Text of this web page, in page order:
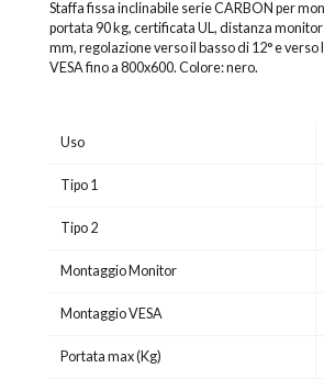
Staffa fissa inclinabile serie CARBON per
portata 90 kg, certificata UL, distanza
mm, regolazione verso il basso di 12° e verso
VESA fino a 800x600. Colore: nero.
Uso
Tipo 1
Tipo 2
Montaggio Monitor
Montaggio VESA
Portata max (Kg)